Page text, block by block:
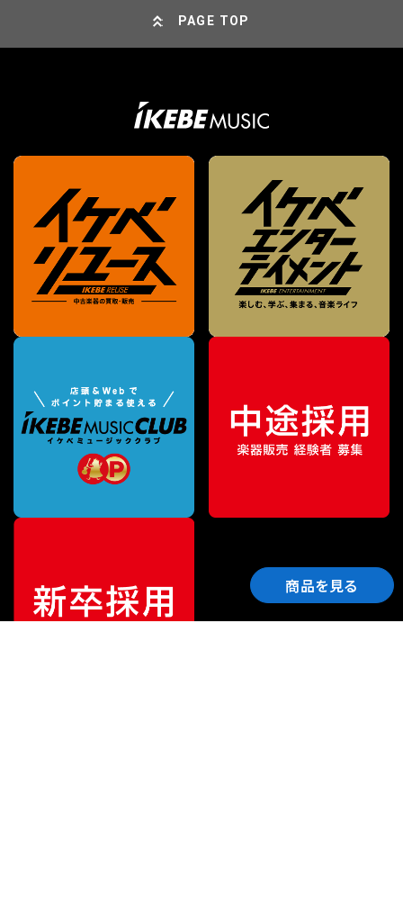
商品を見る
PAGE TOP